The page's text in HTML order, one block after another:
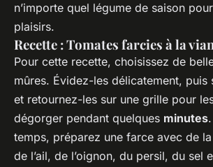
n’importe quel légume de saison
plaisirs.
Recette : Tomates farcies à la
Pour cette recette, choisissez de
mûres. Évidez-les délicatement, puis
et retournez-les sur une grille pour
dégorger pendant quelques minutes
temps, préparez une farce avec de
de l’ail, de l’oignon, du persil, du sel